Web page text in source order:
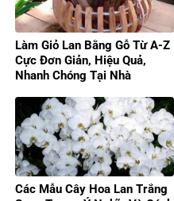
Làm Giỏ Lan Bằng Gỗ Từ A-Z
Cực Đơn Giản, Hiệu Quả,
Nhanh Chóng Tại Nhà
Các Mẫu Cây Hoa Lan Trắng